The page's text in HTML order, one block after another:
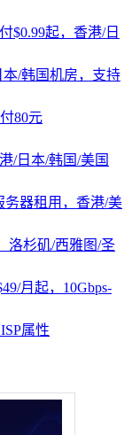
$0.99起，香港/日
本/韩国机房，支持
80元
/日本/韩国/美国
务器租用，香港/美
洛杉矶/西雅图/圣
月起，10Gbps-
属性